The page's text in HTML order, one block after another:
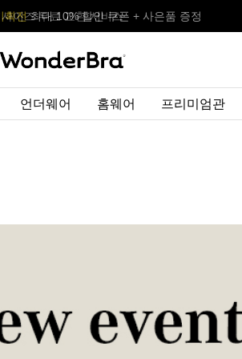
사이즈 무료 교환 서비스
획전최대 10% 할인 쿠폰 + 사은품 증정
사이즈 무료 교환 서비스
획전
언더웨어 홈웨어 프리미엄관